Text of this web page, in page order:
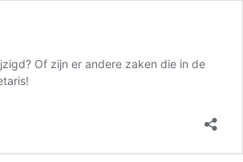
Of zijn er andere zaken die in de